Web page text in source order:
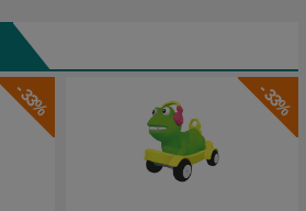
- 33% - 33%